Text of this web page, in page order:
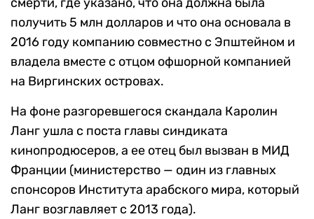
получить 5 млн долларов и что она основала в
2016 году компанию совместно с Эпштейном и
владела вместе с отцом офшорной компанией
на Виргинских островах.
На фоне разгоревшегося скандала Каролин
Ланг ушла с поста главы синдиката
кинопродюсеров, а ее отец был вызван в МИД
Франции (министерство — один из главных
спонсоров Института арабского мира, который
Ланг возглавляет с 2013 года).